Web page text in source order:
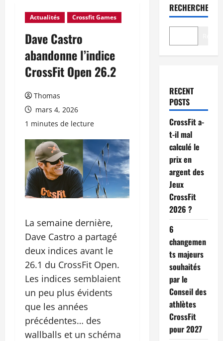
Actualités Crossfit Games
Dave Castro
abandonne l’indice
CrossFit Open 26.2
Thomas
mars 4, 2026
1 minutes de lecture
La semaine dernière,
Dave Castro a partagé
deux indices avant le
26.1 du CrossFit Open.
Les indices semblaient
un peu plus évidents
que les années
précédentes… des
wallballs et un schéma
RECHERCHER
RECENT
POSTS
CrossFit a-
t-il mal
calculé le
prix en
argent des
Jeux
CrossFit
2026 ?
6
changemen
ts majeurs
souhaités
par le
Conseil des
athlètes
CrossFit
pour 2027